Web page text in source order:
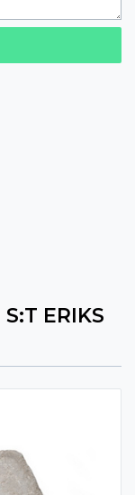
S:T ERIKS